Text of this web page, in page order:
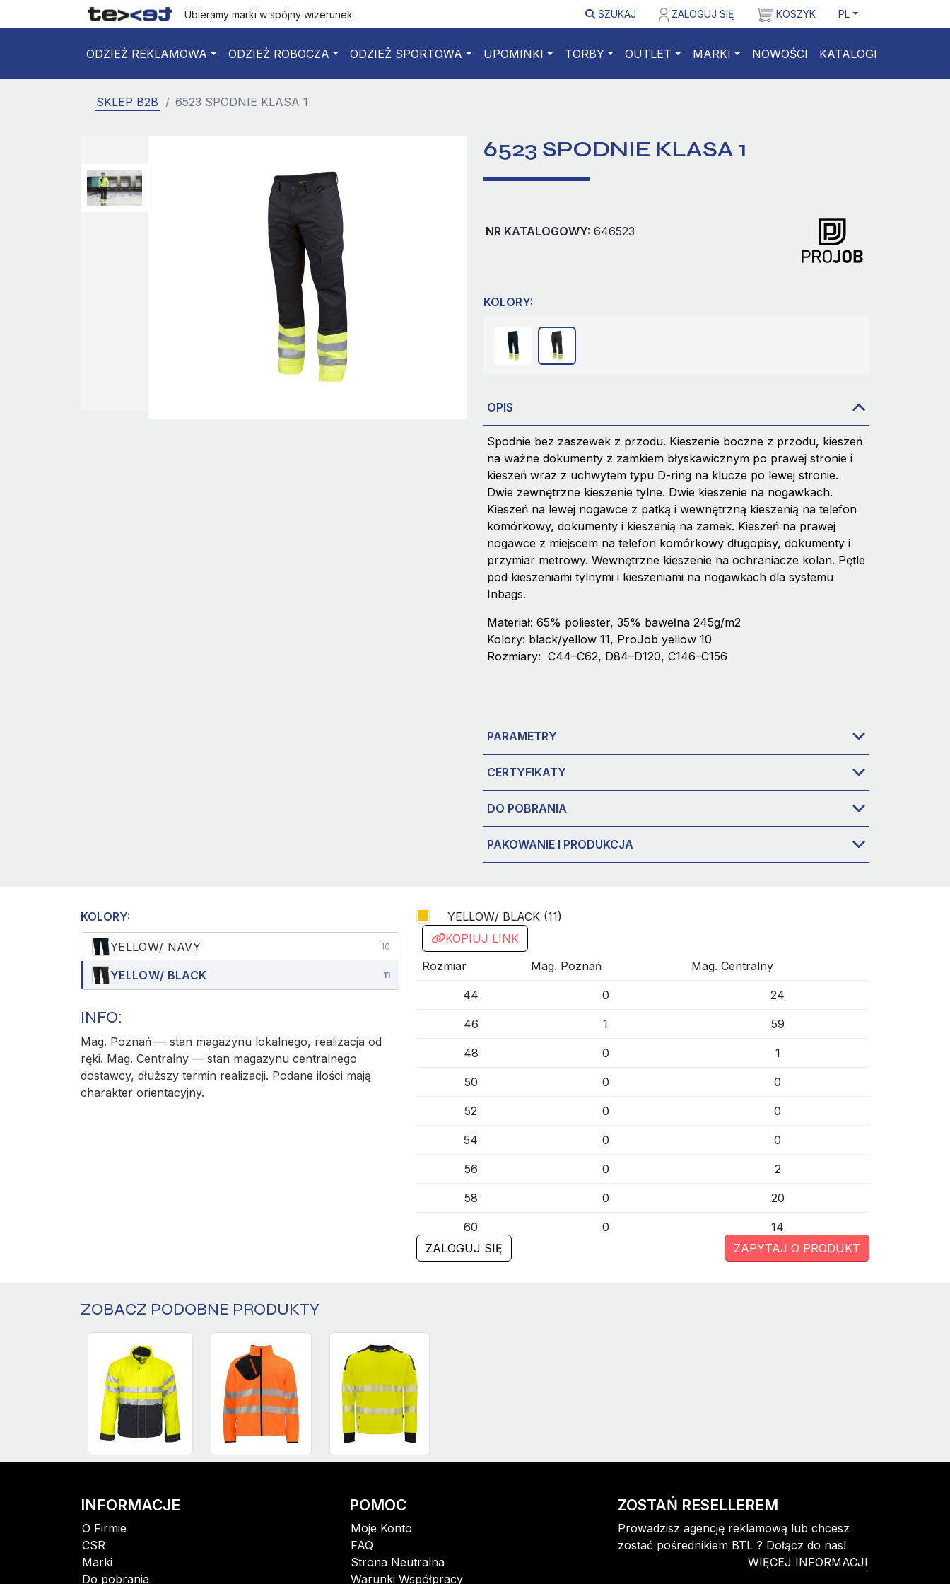
Ubieramy marki w spójny wizerunek SZUKAJ ZALOGUJ SIĘ KOSZYK PL
ODZIEŻ REKLAMOWA ODZIEŻ ROBOCZA ODZIEŻ SPORTOWA UPOMINKI TORBY OUTLET MARKI NOWOŚCI KATALOGI
SKLEP B2B 6523 SPODNIE KLASA 1
6523 SPODNIE KLASA 1
NR KATALOGOWY: 646523
KOLORY:
OPIS
Spodnie bez zaszewek z przodu. Kieszenie boczne z przodu, kieszeń
na ważne dokumenty z zamkiem błyskawicznym po prawej stronie i
kieszeń wraz z uchwytem typu D-ring na klucze po lewej stronie.
Dwie zewnętrzne kieszenie tylne. Dwie kieszenie na nogawkach.
Kieszeń na lewej nogawce z patką i wewnętrzną kieszenią na telefon
komórkowy, dokumenty i kieszenią na zamek. Kieszeń na prawej
nogawce z miejscem na telefon komórkowy długopisy, dokumenty i
przymiar metrowy. Wewnętrzne kieszenie na ochraniacze kolan. Pętle
pod kieszeniami tylnymi i kieszeniami na nogawkach dla systemu
Inbags.
Materiał: 65% poliester, 35% bawełna 245g/m2
Kolory: black/yellow 11, ProJob yellow 10
Rozmiary: C44–C62, D84–D120, C146–C156
PARAMETRY
CERTYFIKATY
DO POBRANIA
PAKOWANIE I PRODUKCJA
KOLORY:
YELLOW/ NAVY 10
YELLOW/ BLACK 11
INFO:
Mag. Poznań — stan magazynu lokalnego, realizacja od
ręki. Mag. Centralny — stan magazynu centralnego
dostawcy, dłuższy termin realizacji. Podane ilości mają
charakter orientacyjny.
YELLOW/ BLACK (11)
KOPIUJ LINK
Rozmiar
Mag. Poznań Mag. Centralny
44 0 24
46 1 59
48 0 1
50 0 0
52 0 0
54 0 0
56 0 2
58 0 20
60 0 14
62 44
108 0 32
43
146 6
ZALOGUJ SIĘ ZAPYTAJ O PRODUKT
ZOBACZ PODOBNE PRODUKTY
INFORMACJE
O Firmie
CSR
Marki
Do pobrania
POMOC
Moje Konto
FAQ
Strona Neutralna
Warunki Współpracy
ZOSTAŃ RESELLEREM
Prowadzisz agencję reklamową lub chcesz
zostać pośrednikiem BTL ? Dołącz do nas!
WIĘCEJ INFORMACJI